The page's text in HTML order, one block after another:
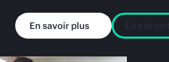
En savoir plus